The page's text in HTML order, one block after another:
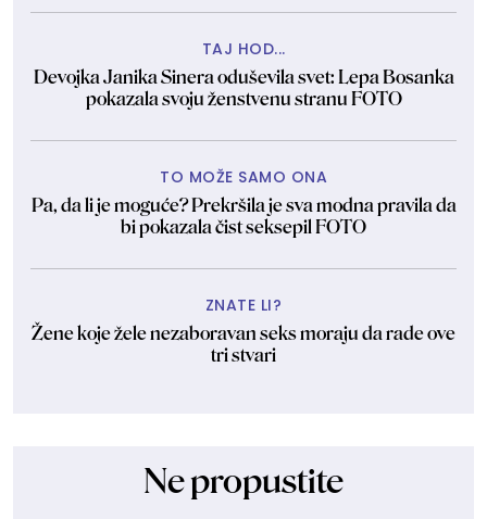
TAJ HOD...
Devojka Janika Sinera oduševila svet: Lepa Bosanka
pokazala svoju ženstvenu stranu FOTO
TO MOŽE SAMO ONA
Pa, da li je moguće? Prekršila je sva modna pravila da
bi pokazala čist seksepil FOTO
ZNATE LI?
Žene koje žele nezaboravan seks moraju da rade ove
tri stvari
Ne propustite